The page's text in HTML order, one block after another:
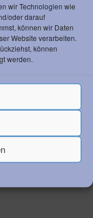
wir Technologien wie
oder darauf
können wir Daten
Website verarbeiten.
können
werden.